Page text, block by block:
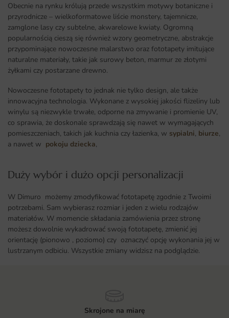
Obecnie na rynku królują przede wszystkim motywy botaniczne i
przyrodnicze – wielkoformatowe liście monstery, tajemnicze,
zamglone lasy czy subtelne, akwarelowe kwiaty. Ogromną
popularnością cieszą się również wzory geometryczne, abstrakcje
przypominające nowoczesne malarstwo oraz fototapety imitujące
naturalne materiały, takie jak surowy beton, marmur ze złotymi
żyłkami czy postarzane drewno.
Nowoczesne fototapety to jednak nie tylko design, ale także
innowacyjna technologia. Wykonane z wysokiej jakości flizeliny lub
winylu są niezwykle trwałe, odporne na zmywanie i promienie UV,
co sprawia, że doskonale sprawdzają się nawet w wymagających
pomieszczeniach, takich jak kuchnia czy łazienka, w sypialni, biurze,
a nawet w pokoju dziecka,
Duży wybór i dużo opcji personalizacji ​
W Dimuro możemy zmodyfikować fototapetę zgodnie z Twoimi
potrzebami. Sam wybierasz rozmiar i jeden z wielu rodzajów
materiałów. W momencie składania zamówienia przez stronę
możesz dowolnie wykadrować swoją fototapetę, zmienić jej
orientację (pionowo , poziomo) czy oznaczyć opcję wykonania jej w
lustrzanym odbiciu. Wszystkie zmiany widzisz na podglądzie.
Skrojone na miarę